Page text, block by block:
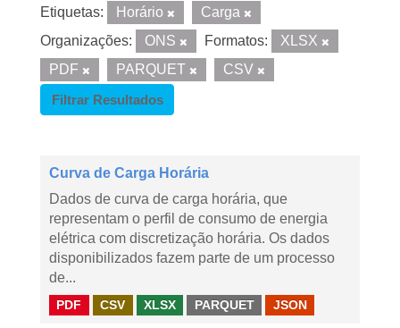
Etiquetas: Horário
Carga
Organizações:
ONS Formatos:
XLSX
PDF
PARQUET
CSV
Filtrar Resultados
Curva de Carga Horária
Dados de curva de carga horária, que
representam o perfil de consumo de energia
elétrica com discretização horária. Os dados
disponibilizados fazem parte de um processo
de...
PDF CSV XLSX PARQUET JSON